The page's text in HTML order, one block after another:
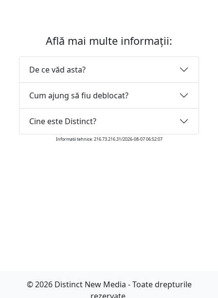
Află mai multe informații:
De ce văd asta?
Cum ajung să fiu deblocat?
Cine este Distinct?
Informatii tehnice: 216.73.216.31/2026-08-07 06:52:07
© 2026 Distinct New Media - Toate drepturile